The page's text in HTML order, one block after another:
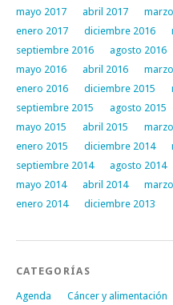
mayo 2017
abril 2017
enero 2017
diciembre 2016
septiembre 2016
agosto 2016
mayo 2016
abril 2016
enero 2016
diciembre 2015
septiembre 2015
agosto 2015
mayo 2015
abril 2015
enero 2015
diciembre 2014
septiembre 2014
agosto 2014
mayo 2014
abril 2014
enero 2014
diciembre 2013
CATEGORÍAS
Agenda Cáncer y alimentación